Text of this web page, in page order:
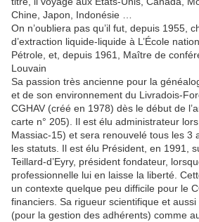
Chine, Japon, Indonésie …
On n’oubliera pas qu’il fut, depuis 1955,
d’extraction liquide-liquide à L’École
Pétrole, et, depuis 1961, Maître de
Louvain
Sa passion très ancienne pour la
et de son environnement du Livradois-
CGHAV (créé en 1978) dès le début de
carte n° 205). Il est élu administrateur
Massiac-15) et sera renouvelé tous les 3
les statuts. Il est élu Président, en 1991,
Teillard-d’Eyry, président fondateur,
professionnelle lui en laisse la liberté.
un contexte quelque peu difficile pour le
financiers. Sa rigueur scientifique et aussi
(pour la gestion des adhérents) comme